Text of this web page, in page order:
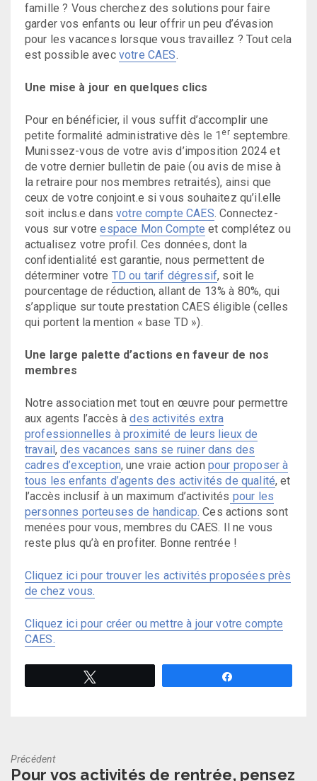
famille ? Vous cherchez des solutions pour faire
garder vos enfants ou leur offrir un peu d’évasion
pour les vacances lorsque vous travaillez ? Tout cela
est possible avec votre CAES.
Une mise à jour en quelques clics
Pour en bénéficier, il vous suffit d’accomplir une
petite formalité administrative dès le 1 erseptembre.
Munissez-vous de votre avis d’imposition 2024 et
de votre dernier bulletin de paie (ou avis de mise à
la retraire pour nos membres retraités), ainsi que
ceux de votre conjoint.e si vous souhaitez qu’il.elle
soit inclus.e dansvotre compte CAES. Connectez-
vous sur votreespace Mon Compte et complétez ou
actualisez votre profil. Ces données, dont la
confidentialité est garantie, nous permettent de
déterminer votre TD ou tarif dégressif, soit le
pourcentage de réduction, allant de 13% à 80%, qui
s’applique sur toute prestation CAES éligible (celles
qui portent la mention « base TD »).
Une large palette d’actions en faveur de nos
membres
Notre association met tout en œuvre pour permettre
aux agents l’accès àdes activités extra
professionnelles à proximité de leurs lieux de
travail,des vacances sans se ruiner dans des
cadres d’exception, une vraie action pour proposer à
tous les enfants d’agents des activités de qualité, et
l’accès inclusif à un maximum d’activités pour les
personnes porteuses de handicap. Ces actions sont
menées pour vous, membres du CAES. Il ne vous
reste plus qu’à en profiter. Bonne rentrée !
Cliquez ici pour trouver les activités proposées près
de chez vous.
Cliquez ici pour créer ou mettre à jour votre compte
CAES.
Précédent
Previous
Pour vos activités de rentrée, pensez